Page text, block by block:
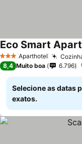
3 EstrelasAparthotel
Eco Smart
8,4 Muito boa 6.796
Selecione as datas
exatos.